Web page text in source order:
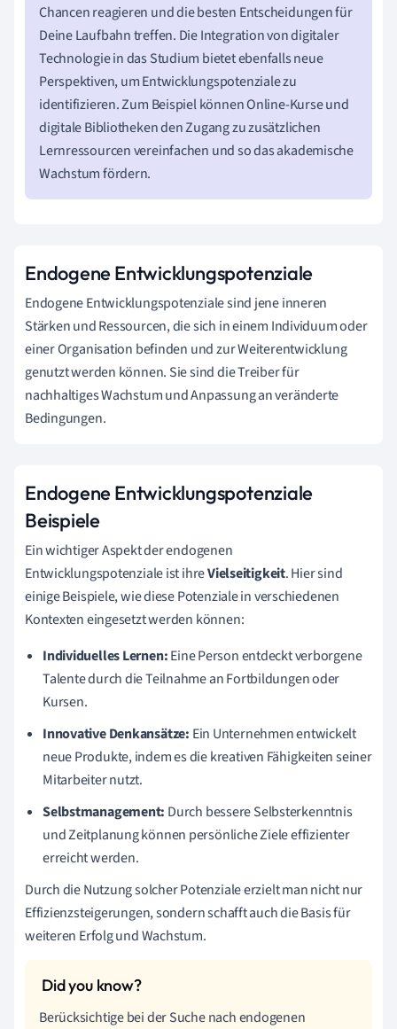
Chancen reagieren und die besten Entscheidungen für
Deine Laufbahn treffen. Die Integration von digitaler
Technologie in das Studium bietet ebenfalls neue
Perspektiven, um Entwicklungspotenziale zu
identifizieren. Zum Beispiel können Online-Kurse und
digitale Bibliotheken den Zugang zu zusätzlichen
Lernressourcen vereinfachen und so das akademische
Wachstum fördern.
Endogene Entwicklungspotenziale
Endogene Entwicklungspotenziale sind jene inneren
Stärken und Ressourcen, die sich in einem Individuum oder
einer Organisation befinden und zur Weiterentwicklung
genutzt werden können. Sie sind die Treiber für
nachhaltiges Wachstum und Anpassung an veränderte
Bedingungen.
Endogene Entwicklungspotenziale
Beispiele
Ein wichtiger Aspekt der endogenen
Entwicklungspotenziale ist ihreVielseitigkeit. Hier sind
einige Beispiele, wie diese Potenziale in verschiedenen
Kontexten eingesetzt werden können:
Individuelles Lernen:Eine Person entdeckt verborgene
Talente durch die Teilnahme an Fortbildungen oder
Kursen.
Innovative Denkansätze: Ein Unternehmen entwickelt
neue Produkte, indem es die kreativen Fähigkeiten seiner
Mitarbeiter nutzt.
Selbstmanagement: Durch bessere Selbsterkenntnis
und Zeitplanung können persönliche Ziele effizienter
erreicht werden.
Durch die Nutzung solcher Potenziale erzielt man nicht nur
Effizienzsteigerungen, sondern schafft auch die Basis für
weiteren Erfolg und Wachstum.
Berücksichtige bei der Suche nach endogenen